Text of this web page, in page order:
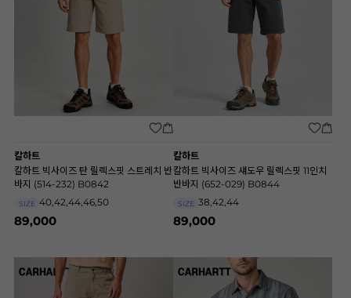
칼하트
칼하트 빅사이즈 탄 릴렉스핏 스트레치 반
바지 (514-232) B0842
SIZE 40,42,44,46,50
89,000
칼하트
칼하트 빅사이즈 섀도우 릴렉스핏 11인치
반바지 (652-029) B0844
SIZE 38,42,44
89,000